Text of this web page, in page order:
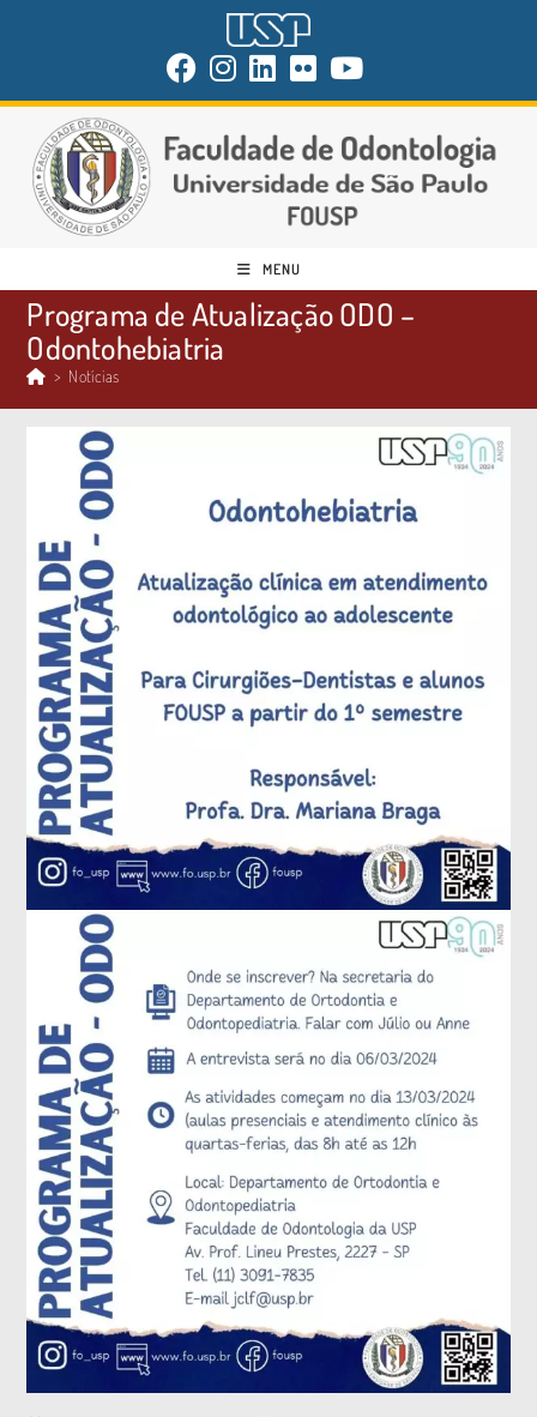
MENU
Programa de Atualização ODO –
Odontohebiatria
> Notícias